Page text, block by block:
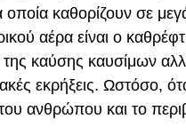
καθορίζουν σε
αέρα είναι ο
καύσης καυσίμων
εκρήξεις. Ωστόσο,
ανθρώπου και το